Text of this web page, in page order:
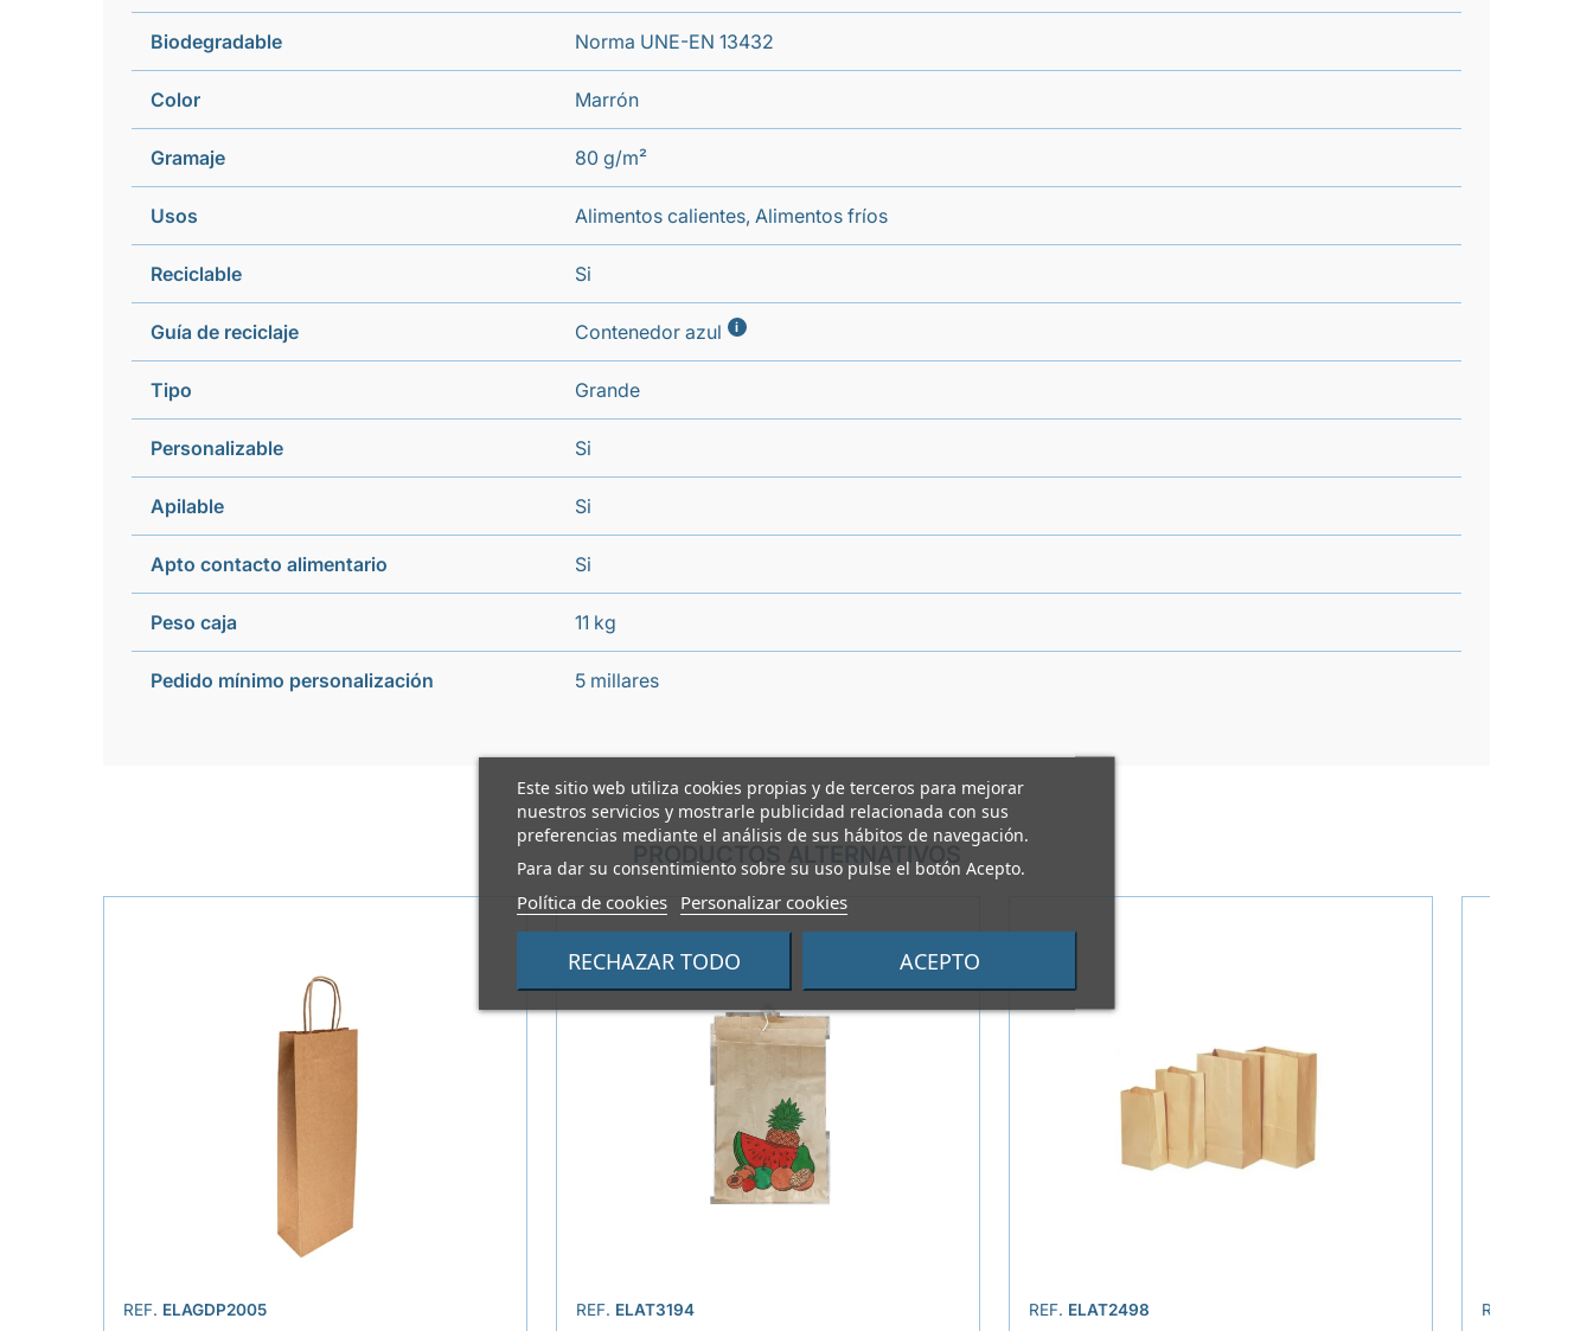
Este sitio web utiliza cookies propias y de terceros para mejorar
nuestros servicios y mostrarle publicidad relacionada con sus
preferencias mediante el análisis de sus hábitos de navegación.
Para dar su consentimiento sobre su uso pulse el botón Acepto.
Política de cookies Personalizar cookies
RECHAZAR TODO ACEPTO
Biodegradable Norma UNE-EN 13432
Color Marrón
Gramaje 80 g/m²
Usos Alimentos calientes, Alimentos fríos
Reciclable Si
Guía de reciclaje Contenedor azul i
Tipo Grande
Personalizable Si
Apilable Si
Apto contacto alimentario Si
Peso caja 11 kg
Pedido mínimo personalización 5 millares
PRODUCTOS ALTERNATIVOS
REF. ELAGDP2005 REF. ELAT3194 REF. ELAT2498 REF.